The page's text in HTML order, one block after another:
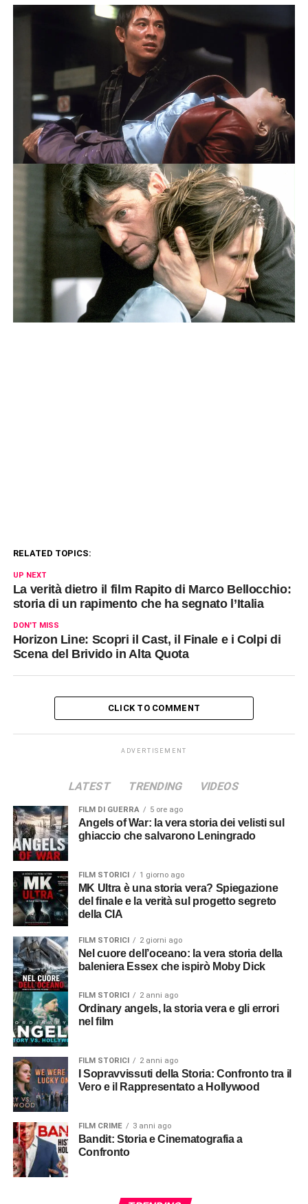
RELATED TOPICS:
UP NEXT
La verità dietro il film Rapito di Marco Bellocchio:
storia di un rapimento che ha segnato l’Italia
DON'T MISS
Horizon Line: Scopri il Cast, il Finale e i Colpi di
Scena del Brivido in Alta Quota
CLICK TO COMMENT
ADVERTISEMENT
LATEST TRENDING VIDEOS
FILM DI GUERRA 5 ore ago
Angels of War: la vera storia dei velisti sul
ghiaccio che salvarono Leningrado
FILM STORICI 1 giorno ago
MK Ultra è una storia vera? Spiegazione
del finale e la verità sul progetto segreto
della CIA
FILM STORICI 2 giorni ago
Nel cuore dell’oceano: la vera storia della
baleniera Essex che ispirò Moby Dick
FILM STORICI 2 anni ago
Ordinary angels, la storia vera e gli errori
nel film
FILM STORICI 2 anni ago
Vero e il Rappresentato a Hollywood
FILM CRIME 3 anni ago
Bandit: Storia e Cinematografia a
Confronto